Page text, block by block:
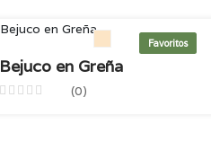
Favoritos
Bejuco en Greña
(0)